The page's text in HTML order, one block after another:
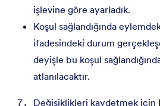
işlevine göre ayarladık.
Koşul sağlandığında
ifadesindeki durum
deyişle bu koşul
atlanılacaktır.
Değişiklikleri kaydetmek için